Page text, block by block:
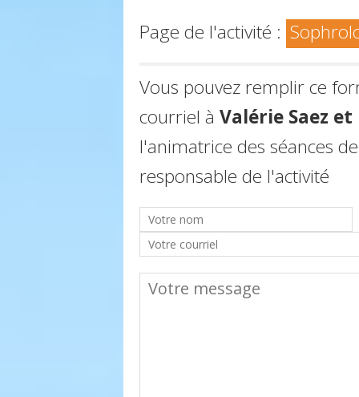
Page de l'activité :
Vous pouvez remplir ce
courriel à Valérie Saez
l'animatrice des séances
responsable de l'activité